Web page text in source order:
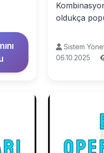
oldukça
Sistem
06.10.2025